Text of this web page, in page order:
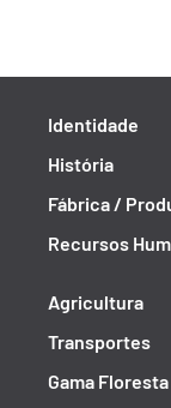
Identidade
História
Fábrica /
Recursos
Agricultura
Transportes
Gama Floresta